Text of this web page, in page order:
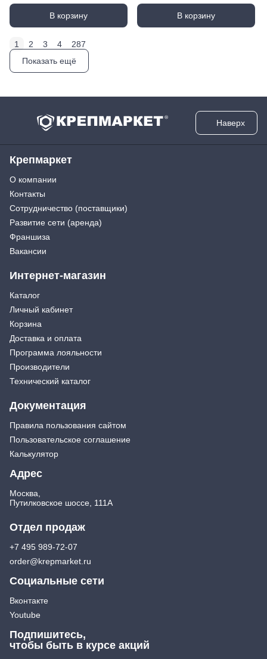
В корзину В корзину
1 2 3 4
287
Показать ещё
Наверх
Крепмаркет
О компании
Контакты
Сотрудничество (поставщики)
Развитие сети (аренда)
Франшиза
Вакансии
Интернет-магазин
Каталог
Личный кабинет
Корзина
Доставка и оплата
Программа лояльности
Производители
Технический каталог
Документация
Правила пользования сайтом
Пользовательское соглашение
Калькулятор
Адрес
Москва,
Путилковское шоссе, 111А
Отдел продаж
+7 495 989-72-07
order@krepmarket.ru
Социальные сети
Вконтакте
Youtube
Подпишитесь,
чтобы быть в курсе акций